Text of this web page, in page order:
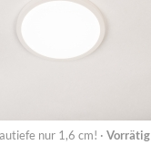
nur 1,6 cm! · Vorrätig